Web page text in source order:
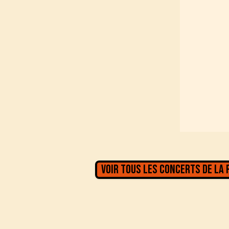
Voir tous les concerts de la